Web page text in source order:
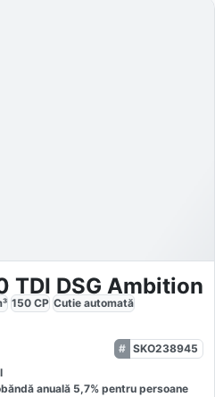
TDI DSG Ambition
150 CP Cutie automată
SKO238945
anuală 5,7% pentru persoane